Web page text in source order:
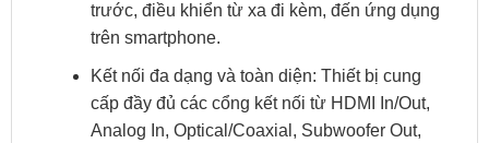
trước, điều khiển từ xa đi kèm, đến ứng dụng
trên smartphone.
Kết nối đa dạng và toàn diện: Thiết bị cung
cấp đầy đủ các cổng kết nối từ HDMI In/Out,
Analog In, Optical/Coaxial, Subwoofer Out,